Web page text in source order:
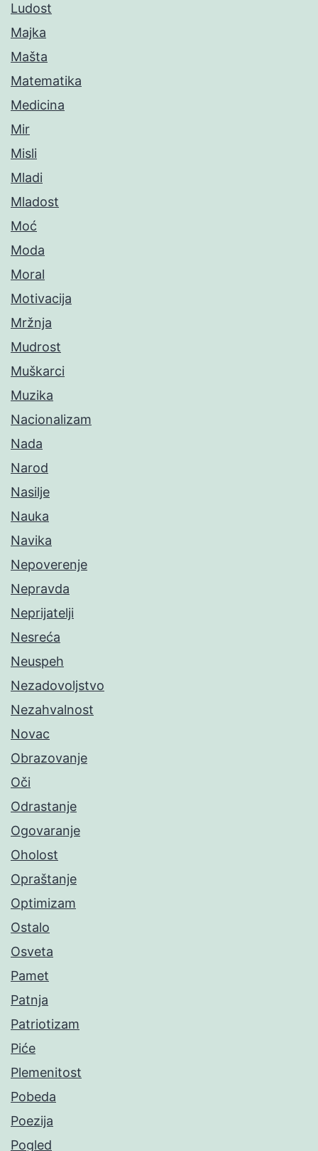
Ludost
Majka
Mašta
Matematika
Medicina
Mir
Misli
Mladi
Mladost
Moć
Moda
Moral
Motivacija
Mržnja
Mudrost
Muškarci
Muzika
Nacionalizam
Nada
Narod
Nasilje
Nauka
Navika
Nepoverenje
Nepravda
Neprijatelji
Nesreća
Neuspeh
Nezadovoljstvo
Nezahvalnost
Novac
Obrazovanje
Oči
Odrastanje
Ogovaranje
Oholost
Opraštanje
Optimizam
Ostalo
Osveta
Pamet
Patnja
Patriotizam
Piće
Plemenitost
Pobeda
Poezija
Pogled